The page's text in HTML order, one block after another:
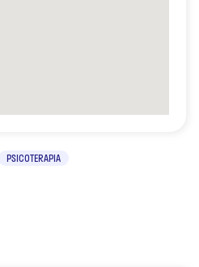
PSICOTERAPIA